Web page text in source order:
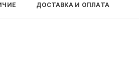
ДОСТАВКА И ОПЛАТА